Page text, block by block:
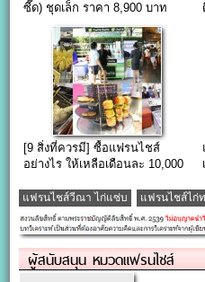
ซี๊ด) ชุดเล็ก ราคา 8,900 บาท
[9 สิ่งที่ควรมี] ซื้อแฟรนไชส์
อย่างไร ให้เหลือเดือนละ 10,000
แฟรนไชส์วีณา ไก่แซ่บ แฟรนไชส์ไก่
ผู้สนับสนุน หมวดแฟรนไชส์